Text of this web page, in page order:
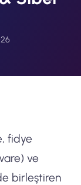
fidye
ve
birleştiren